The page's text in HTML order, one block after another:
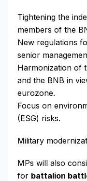
Tightening the
members of the
New regulations
senior
Harmonization of
and the BNB in
eurozone.
Focus on
(ESG) risks.
Military
MPs will also
for battalion